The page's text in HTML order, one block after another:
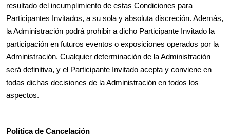
resultado del incumplimiento de estas Condiciones para
Participantes Invitados, a su sola y absoluta discreción. Además,
la Administración podrá prohibir a dicho Participante Invitado la
participación en futuros eventos o exposiciones operados por la
Administración. Cualquier determinación de la Administración
será definitiva, y el Participante Invitado acepta y conviene en
todas dichas decisiones de la Administración en todos los
aspectos.
Política de Cancelación